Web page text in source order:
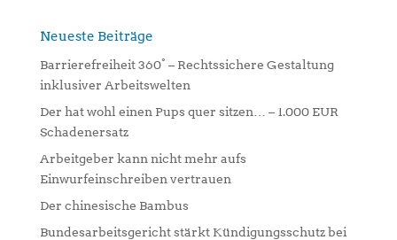
n
v
e
:
Neueste Beiträge
Barrierefreiheit 360° – Rechtssichere Gestaltung
inklusiver Arbeitswelten
Der hat wohl einen Pups quer sitzen… – 1.000 EUR
Schadenersatz
Arbeitgeber kann nicht mehr aufs
Einwurfeinschreiben vertrauen
Der chinesische Bambus
Bundesarbeitsgericht stärkt Kündigungsschutz bei